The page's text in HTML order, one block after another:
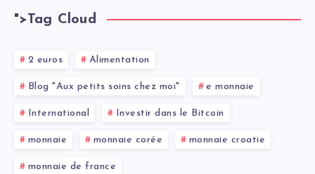
">Tag Cloud
2 euros Alimentation
Blog "Aux petits soins chez moi" e monnaie
International Investir dans le Bitcoin
monnaie monnaie corée monnaie croatie
monnaie de france